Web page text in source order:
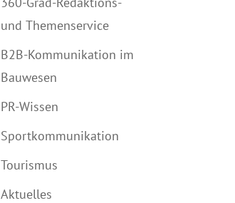
und Themenservice
B2B-Kommunikation im
Bauwesen
PR-Wissen
Sportkommunikation
Tourismus
Aktuelles